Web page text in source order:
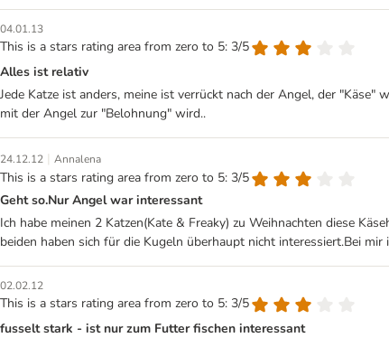
04.01.13
This is a stars rating area from zero to 5: 3/5
Alles ist relativ
Jede Katze ist anders, meine ist verrückt nach der Angel, der
mit der Angel zur "Belohnung" wird..
24.12.12 | Annalena
This is a stars rating area from zero to 5: 3/5
Geht so.Nur Angel war interessant
Ich habe meinen 2 Katzen(Kate & Freaky) zu Weihnachten diese
beiden haben sich für die Kugeln überhaupt nicht interessiert.Bei
02.02.12
This is a stars rating area from zero to 5: 3/5
fusselt stark - ist nur zum Futter fischen interessant